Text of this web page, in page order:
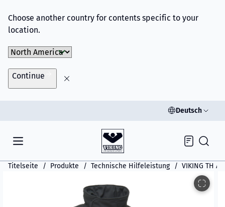
Choose another country for contents specific to your
location.
Choose Market
Continue
Deutsch
Inquiry
Titelseite Produkte Technische Hilfeleistung VIKING TH